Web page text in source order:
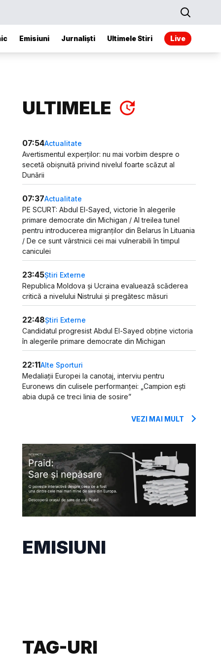
Emisiuni Jurnaliști Ultimele Stiri Live
ULTIMELE
07:54Actualitate
Avertismentul experților: nu mai vorbim despre o
secetă obișnuită privind nivelul foarte scăzut al
Dunării
07:37Actualitate
PE SCURT: Abdul El-Sayed, victorie în alegerile
primare democrate din Michigan / Al treilea tunel
pentru introducerea migranților din Belarus în Lituania
/ De ce sunt vârstnicii cei mai vulnerabili în timpul
caniculei
23:45Știri Externe
Republica Moldova și Ucraina evaluează scăderea
critică a nivelului Nistrului și pregătesc măsuri
22:48Știri Externe
Candidatul progresist Abdul El-Sayed obține victoria
în alegerile primare democrate din Michigan
22:11Alte Sporturi
Medaliații Europei la canotaj, interviu pentru
Euronews din culisele performanței: „Campion ești
abia după ce treci linia de sosire”
VEZI MAI MULT
EMISIUNI
TAG-URI